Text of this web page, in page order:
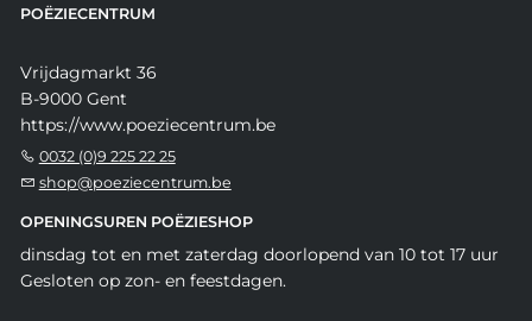
POËZIECENTRUM
Vrijdagmarkt 36
B-9000 Gent
https://www.poeziecentrum.be
0032 (0)9 225 22 25
shop@poeziecentrum.be
OPENINGSUREN POËZIESHOP
dinsdag tot en met zaterdag doorlopend van 10 tot 17 uur
Gesloten op zon- en feestdagen.